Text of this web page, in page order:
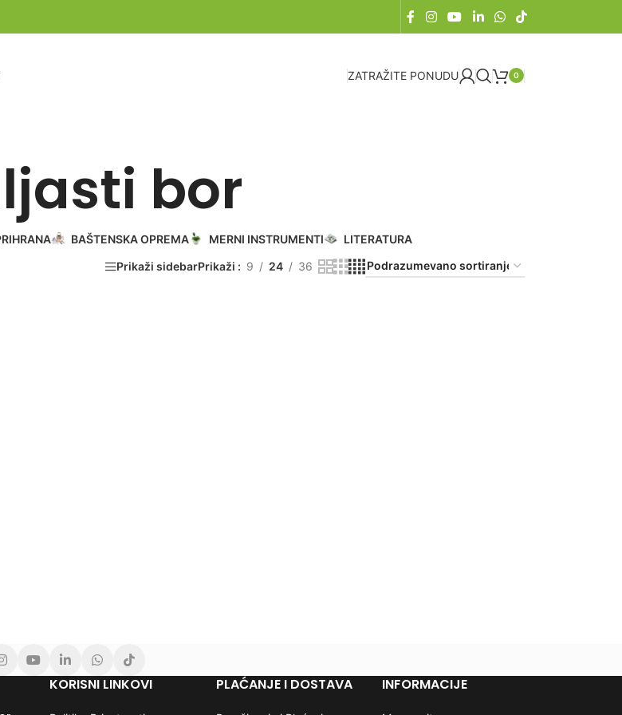
ZATRAŽITE PONUDU 0
bor
BAŠTENSKA OPREMA MERNI INSTRUMENTI LITERATURA
Prikaži sidebarPrikaži 9 24 36
KORISNI LINKOVI PLAĆANJE I DOSTAVA INFORMACIJE